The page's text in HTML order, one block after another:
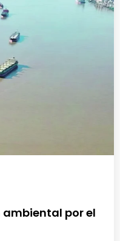
por el